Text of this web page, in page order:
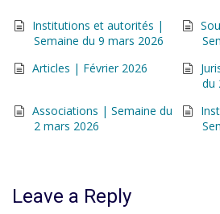
Institutions et autorités |
Semaine du 9 mars 2026
Articles | Février 2026
du
Associations | Semaine du
2 mars 2026
Leave a Reply